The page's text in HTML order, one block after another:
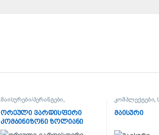
მაისურები/პერანგები,
კომპლექტები აქციები/
ფასდაკლებები,OUTLET
ორეული ვარდისფერი
კომბინიზონი ზოლიანი
მაისური ვარდისფერი
კომპლექტები,
კოლექცია
მაისური